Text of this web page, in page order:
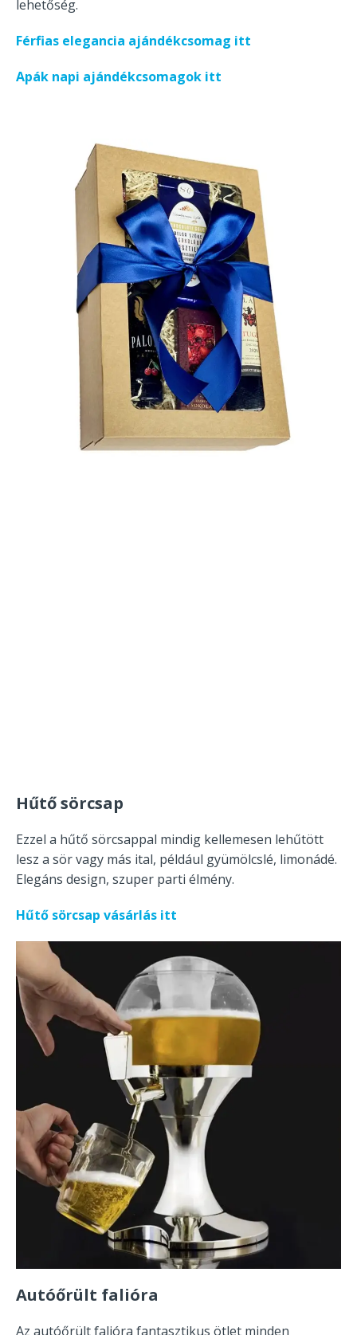
lehetőség.
Férfias elegancia ajándékcsomag itt
Apák napi ajándékcsomagok itt
Hűtő sörcsap
Ezzel a hűtő sörcsappal mindig kellemesen lehűtött
lesz a sör vagy más ital, például gyümölcslé, limonádé.
Elegáns design, szuper parti élmény.
Hűtő sörcsap vásárlás itt
Autóőrült falióra
Az autóőrült falióra fantasztikus ötlet minden